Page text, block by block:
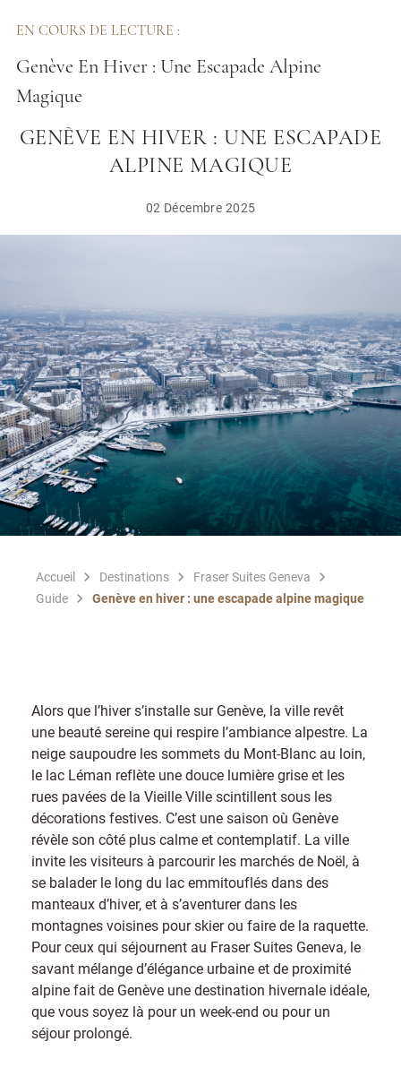
EN COURS DE LECTURE :
Genève En Hiver : Une Escapade Alpine
Magique
GENÈVE EN HIVER : UNE ESCAPADE
ALPINE MAGIQUE
02 Décembre 2025
Accueil Destinations
Fraser Suites Geneva
Guide
Genève en hiver : une escapade alpine magique
Alors que l’hiver s’installe sur Genève, la ville revêt
une beauté sereine qui respire l’ambiance alpestre. La
neige saupoudre les sommets du Mont-Blanc au loin,
le lac Léman reflète une douce lumière grise et les
rues pavées de la Vieille Ville scintillent sous les
décorations festives. C’est une saison où Genève
révèle son côté plus calme et contemplatif. La ville
invite les visiteurs à parcourir les marchés de Noël, à
se balader le long du lac emmitouflés dans des
manteaux d’hiver, et à s’aventurer dans les
montagnes voisines pour skier ou faire de la raquette.
Pour ceux qui séjournent au Fraser Suites Geneva, le
savant mélange d’élégance urbaine et de proximité
alpine fait de Genève une destination hivernale idéale,
que vous soyez là pour un week-end ou pour un
séjour prolongé.